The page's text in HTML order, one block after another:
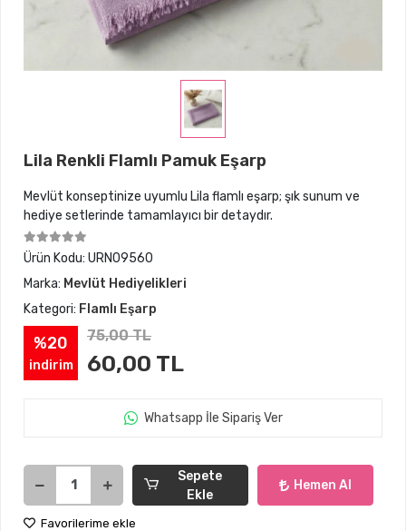
Lila Renkli Flamlı Pamuk Eşarp
Mevlüt konseptinize uyumlu Lila flamlı eşarp; şık sunum ve
hediye setlerinde tamamlayıcı bir detaydır.
Ürün Kodu: URN09560
Marka: Mevlüt Hediyelikleri
Kategori: Flamlı Eşarp
%20
indirim
75,00 TL
60,00 TL
Whatsapp İle Sipariş Ver
Sepete
Ekle
Hemen Al
Favorilerime ekle